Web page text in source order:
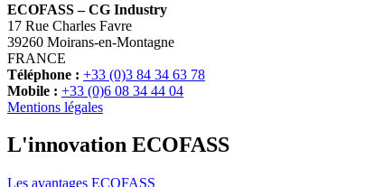
ECOFASS – CG Industry
17 Rue Charles Favre
39260 Moirans-en-Montagne
FRANCE
Téléphone : +33 (0)3 84 34 63 78
Mobile : +33 (0)6 08 34 44 04
Mentions légales
L'innovation ECOFASS
Les avantages ECOFASS